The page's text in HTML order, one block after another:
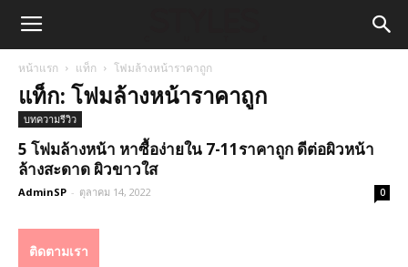
หน้าแรก แท็ก โฟมล้างหน้าราคาถูก
แท็ก: โฟมล้างหน้าราคาถูก
บทความรีวิว
5 โฟมล้างหน้า หาซื้อง่ายใน 7-11ราคาถูก ดีต่อผิวหน้า
ล้างสะดาด ผิวขาวใส
AdminSP - ตุลาคม 14, 2022 0
ติดตามเรา